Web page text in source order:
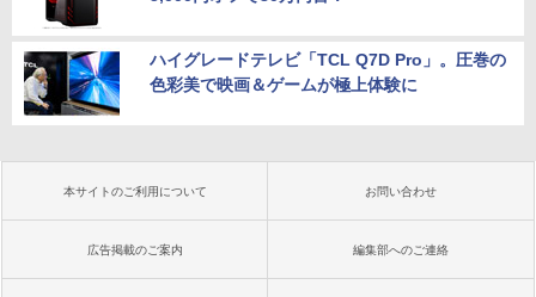
ハイグレードテレビ「TCL Q7D Pro」。圧巻の
色彩美で映画＆ゲームが極上体験に
本サイトのご利用について お問い合わせ
広告掲載のご案内 編集部へのご連絡